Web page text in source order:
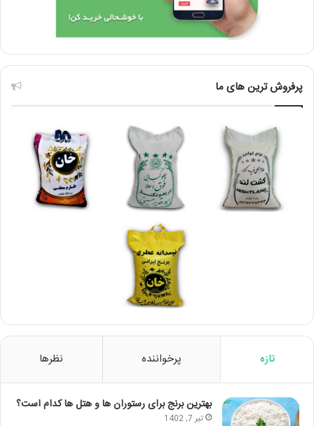
پرفروش ترین های ما
تازه پرخواننده نظرها
بهترین برنج برای رستوران ها و هتل ها کدام است؟
تیر 7, 1402